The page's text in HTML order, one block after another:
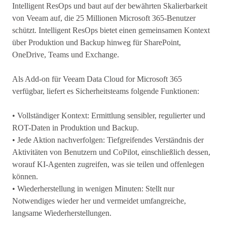
Intelligent ResOps und baut auf der bewährten Skalierbarkeit
von Veeam auf, die 25 Millionen Microsoft 365-Benutzer
schützt. Intelligent ResOps bietet einen gemeinsamen Kontext
über Produktion und Backup hinweg für SharePoint,
OneDrive, Teams und Exchange.
Als Add-on für Veeam Data Cloud for Microsoft 365
verfügbar, liefert es Sicherheitsteams folgende Funktionen:
• Vollständiger Kontext: Ermittlung sensibler, regulierter und
ROT-Daten in Produktion und Backup.
• Jede Aktion nachverfolgen: Tiefgreifendes Verständnis der
Aktivitäten von Benutzern und CoPilot, einschließlich dessen,
worauf KI-Agenten zugreifen, was sie teilen und offenlegen
können.
• Wiederherstellung in wenigen Minuten: Stellt nur
Notwendiges wieder her und vermeidet umfangreiche,
langsame Wiederherstellungen.